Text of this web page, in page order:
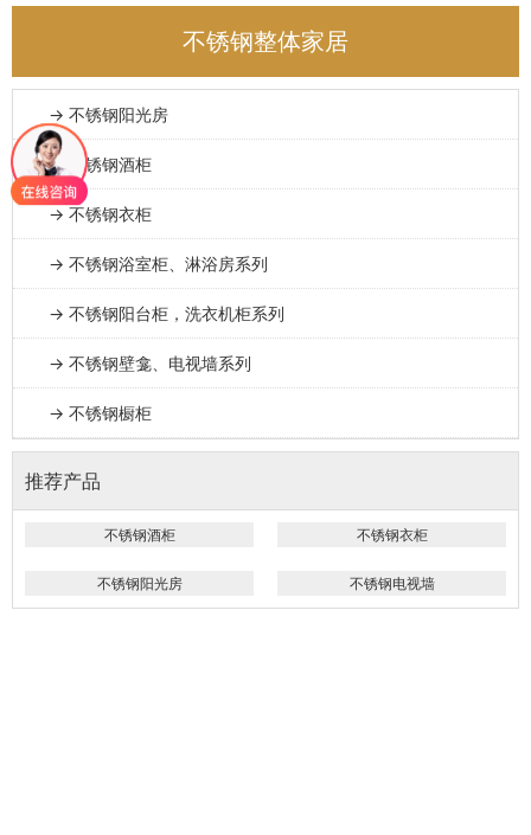
不锈钢整体家居
→ 不锈钢阳光房
→ 不锈钢酒柜
→ 不锈钢衣柜
→ 不锈钢浴室柜、淋浴房系列
→ 不锈钢阳台柜，洗衣机柜系列
→ 不锈钢壁龛、电视墙系列
→ 不锈钢橱柜
推荐产品
不锈钢酒柜 不锈钢衣柜
不锈钢阳光房 不锈钢电视墙